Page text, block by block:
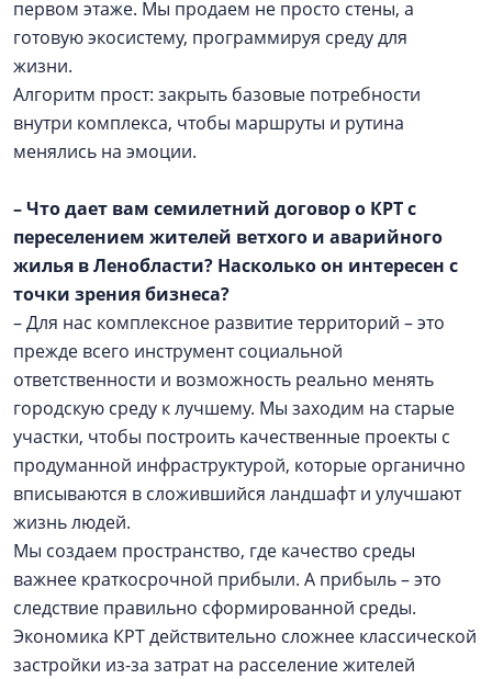
первом этаже. Мы продаем не просто стены, а
готовую экосистему, программируя среду для
жизни.
Алгоритм прост: закрыть базовые потребности
внутри комплекса, чтобы маршруты и рутина
менялись на эмоции.
– Что дает вам семилетний договор о КРТ с
переселением жителей ветхого и аварийного
жилья в Ленобласти? Насколько он интересен с
точки зрения бизнеса?
– Для нас комплексное развитие территорий – это
прежде всего инструмент социальной
ответственности и возможность реально менять
городскую среду к лучшему. Мы заходим на старые
участки, чтобы построить качественные проекты с
продуманной инфраструктурой, которые органично
вписываются в сложившийся ландшафт и улучшают
жизнь людей.
Мы создаем пространство, где качество среды
важнее краткосрочной прибыли. А прибыль – это
следствие правильно сформированной среды.
Экономика КРТ действительно сложнее классической
застройки из-за затрат на расселение жителей